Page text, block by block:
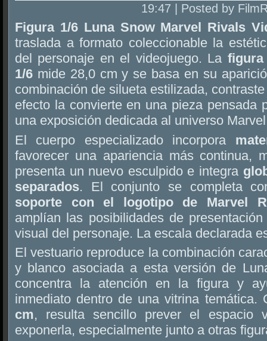
19:47 | Posted by
Figura 1/6 Luna Snow Marvel Rivals
traslada a formato coleccionable la
del personaje en el videojuego. La figura
1/6 mide 28,0 cm y se basa en su
combinación de silueta estilizada,
efecto la convierte en una pieza pensada
una exposición dedicada al universo
El cuerpo especializado incorpora
favorecer una apariencia más continua,
presenta un nuevo esculpido e integra
separados. El conjunto se completa
soporte con el logotipo de Marvel
amplían las posibilidades de
visual del personaje. La escala declarada
El vestuario reproduce la combinación
y blanco asociada a esta versión de
concentra la atención en la figura y
inmediato dentro de una vitrina
cm, resulta sencillo prever el espacio
exponerla, especialmente junto a otras